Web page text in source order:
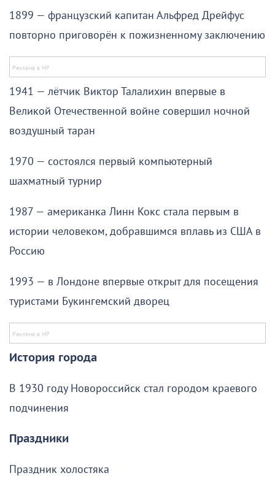
1899 — французский капитан Альфред Дрейфус
повторно приговорён к пожизненному заключению
1941 — лётчик Виктор Талалихин впервые в
Великой Отечественной войне совершил ночной
воздушный таран
1970 — состоялся первый компьютерный
шахматный турнир
1987 — американка Линн Кокс стала первым в
истории человеком, добравшимся вплавь из США в
Россию
1993 — в Лондоне впервые открыт для посещения
туристами Букингемский дворец
История города
В 1930 году Новороссийск стал городом краевого
подчинения
Праздники
Праздник холостяка